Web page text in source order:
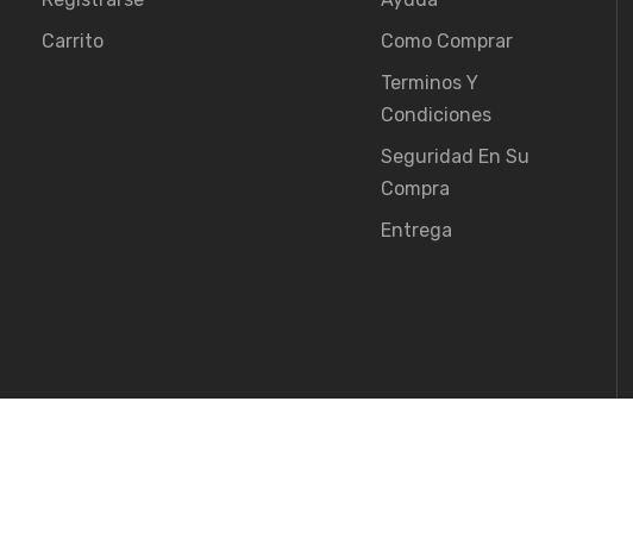
Carrito
Como Comprar
Terminos Y
Condiciones
Seguridad En Su
Compra
Entrega